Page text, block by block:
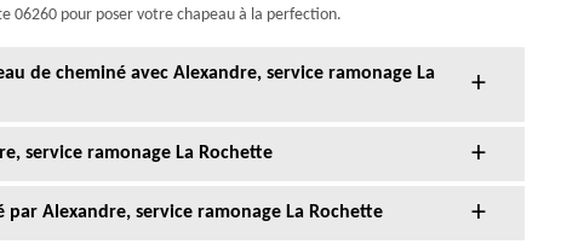
06260 pour poser votre chapeau à la perfection.
de cheminé avec Alexandre, service ramonage La
service ramonage La Rochette
Alexandre, service ramonage La Rochette